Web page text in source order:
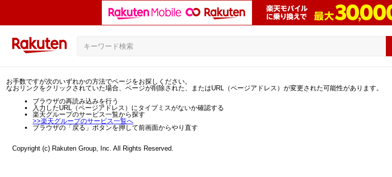
お手数ですが次のいずれかの方法でページをお探しください。
なおリンクをクリックされていた場合、ページが削除された、またはURL（ページアドレス）が変更された可能性があります。
ブラウザの再読み込みを行う
入力したURL（ページアドレス）にタイプミスがないか確認する
楽天グループのサービス一覧から探す
>>楽天グループのサービス一覧へ
ブラウザの「戻る」ボタンを押して前画面からやり直す
Copyright (c) Rakuten Group, Inc. All Rights Reserved.